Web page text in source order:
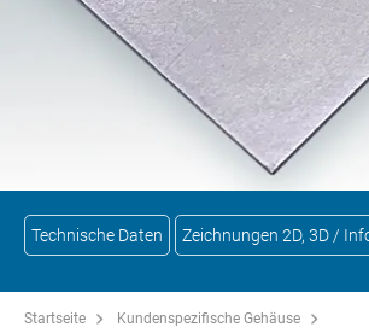
Technische Daten Zeichnungen 2D, 3D /
Startseite
Kundenspezifische Gehäuse